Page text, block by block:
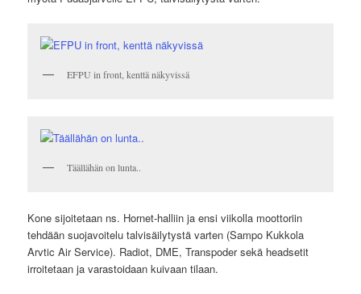
EFPU in front, kenttä näkyvissä
Täällähän on lunta..
Kone sijoitetaan ns. Hornet-halliin ja ensi viikolla moottoriin
tehdään suojavoitelu talvisäilytystä varten (Sampo Kukkola
Arvtic Air Service). Radiot, DME, Transpoder sekä headsetit
irroitetaan ja varastoidaan kuivaan tilaan.